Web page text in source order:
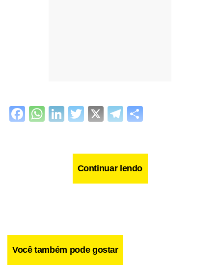
Facebook
WhatsApp
LinkedIn
Twitter
X Telegram
Continuar lendo
Você também pode gostar